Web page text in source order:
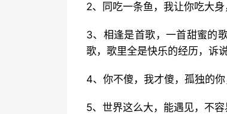
2、同吃一条鱼，我让你吃大身
3、相逢是首歌，一首甜蜜的
歌，歌里全是快乐的经历，诉
4、你不傻，我才傻，孤独的你
5、世界这么大，能遇见，不容